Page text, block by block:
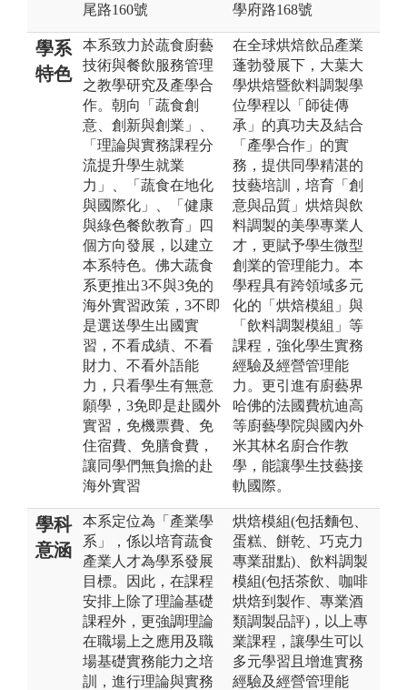
尾路160號
學府路168號
學系
特色
本系致力於蔬食廚藝
技術與餐飲服務管理
之教學研究及產學合
作。朝向「蔬食創
意、創新與創業」、
「理論與實務課程分
流提升學生就業
力」、「蔬食在地化
與國際化」、「健康
與綠色餐飲教育」四
個方向發展，以建立
本系特色。佛大蔬食
系更推出3不與3免的
海外實習政策，3不即
是選送學生出國實
習，不看成績、不看
財力、不看外語能
力，只看學生有無意
願學，3免即是赴國外
實習，免機票費、免
住宿費、免膳食費，
讓同學們無負擔的赴
海外實習
在全球烘焙飲品產業
蓬勃發展下，大葉大
學烘焙暨飲料調製學
位學程以「師徒傳
承」的真功夫及結合
「產學合作」的實
務，提供同學精湛的
技藝培訓，培育「創
意與品質」烘焙與飲
料調製的美學專業人
才，更賦予學生微型
創業的管理能力。本
學程具有跨領域多元
化的「烘焙模組」與
「飲料調製模組」等
課程，強化學生實務
經驗及經營管理能
力。更引進有廚藝界
哈佛的法國費杭迪高
等廚藝學院與國內外
米其林名廚合作教
學，能讓學生技藝接
軌國際。
學科
意涵
本系定位為「產業學
系」，係以培育蔬食
產業人才為學系發展
目標。因此，在課程
安排上除了理論基礎
課程外，更強調理論
在職場上之應用及職
場基礎實務能力之培
訓，進行理論與實務
烘焙模組(包括麵包、
蛋糕、餅乾、巧克力
專業甜點)、飲料調製
模組(包括茶飲、咖啡
烘焙到製作、專業酒
類調製品評)，以上專
業課程，讓學生可以
多元學習且增進實務
經驗及經營管理能